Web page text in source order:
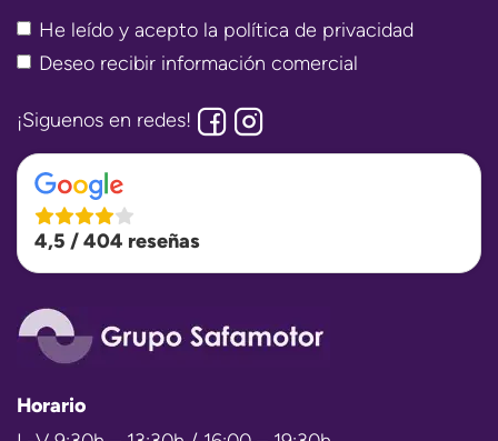
He leído y acepto la política de privacidad
Deseo recibir información comercial
¡Siguenos en redes!
4,5 / 404 reseñas
Horario